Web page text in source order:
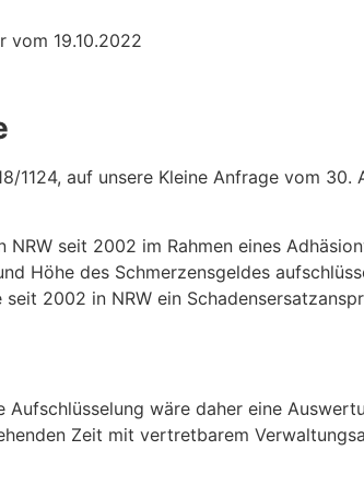
vom 19.10.2022
auf unsere Kleine Anfrage vom 30.
seit 2002 im Rahmen eines
Höhe des Schmerzensgeldes
2002 in NRW ein
wäre daher eine
Zeit mit vertretbarem